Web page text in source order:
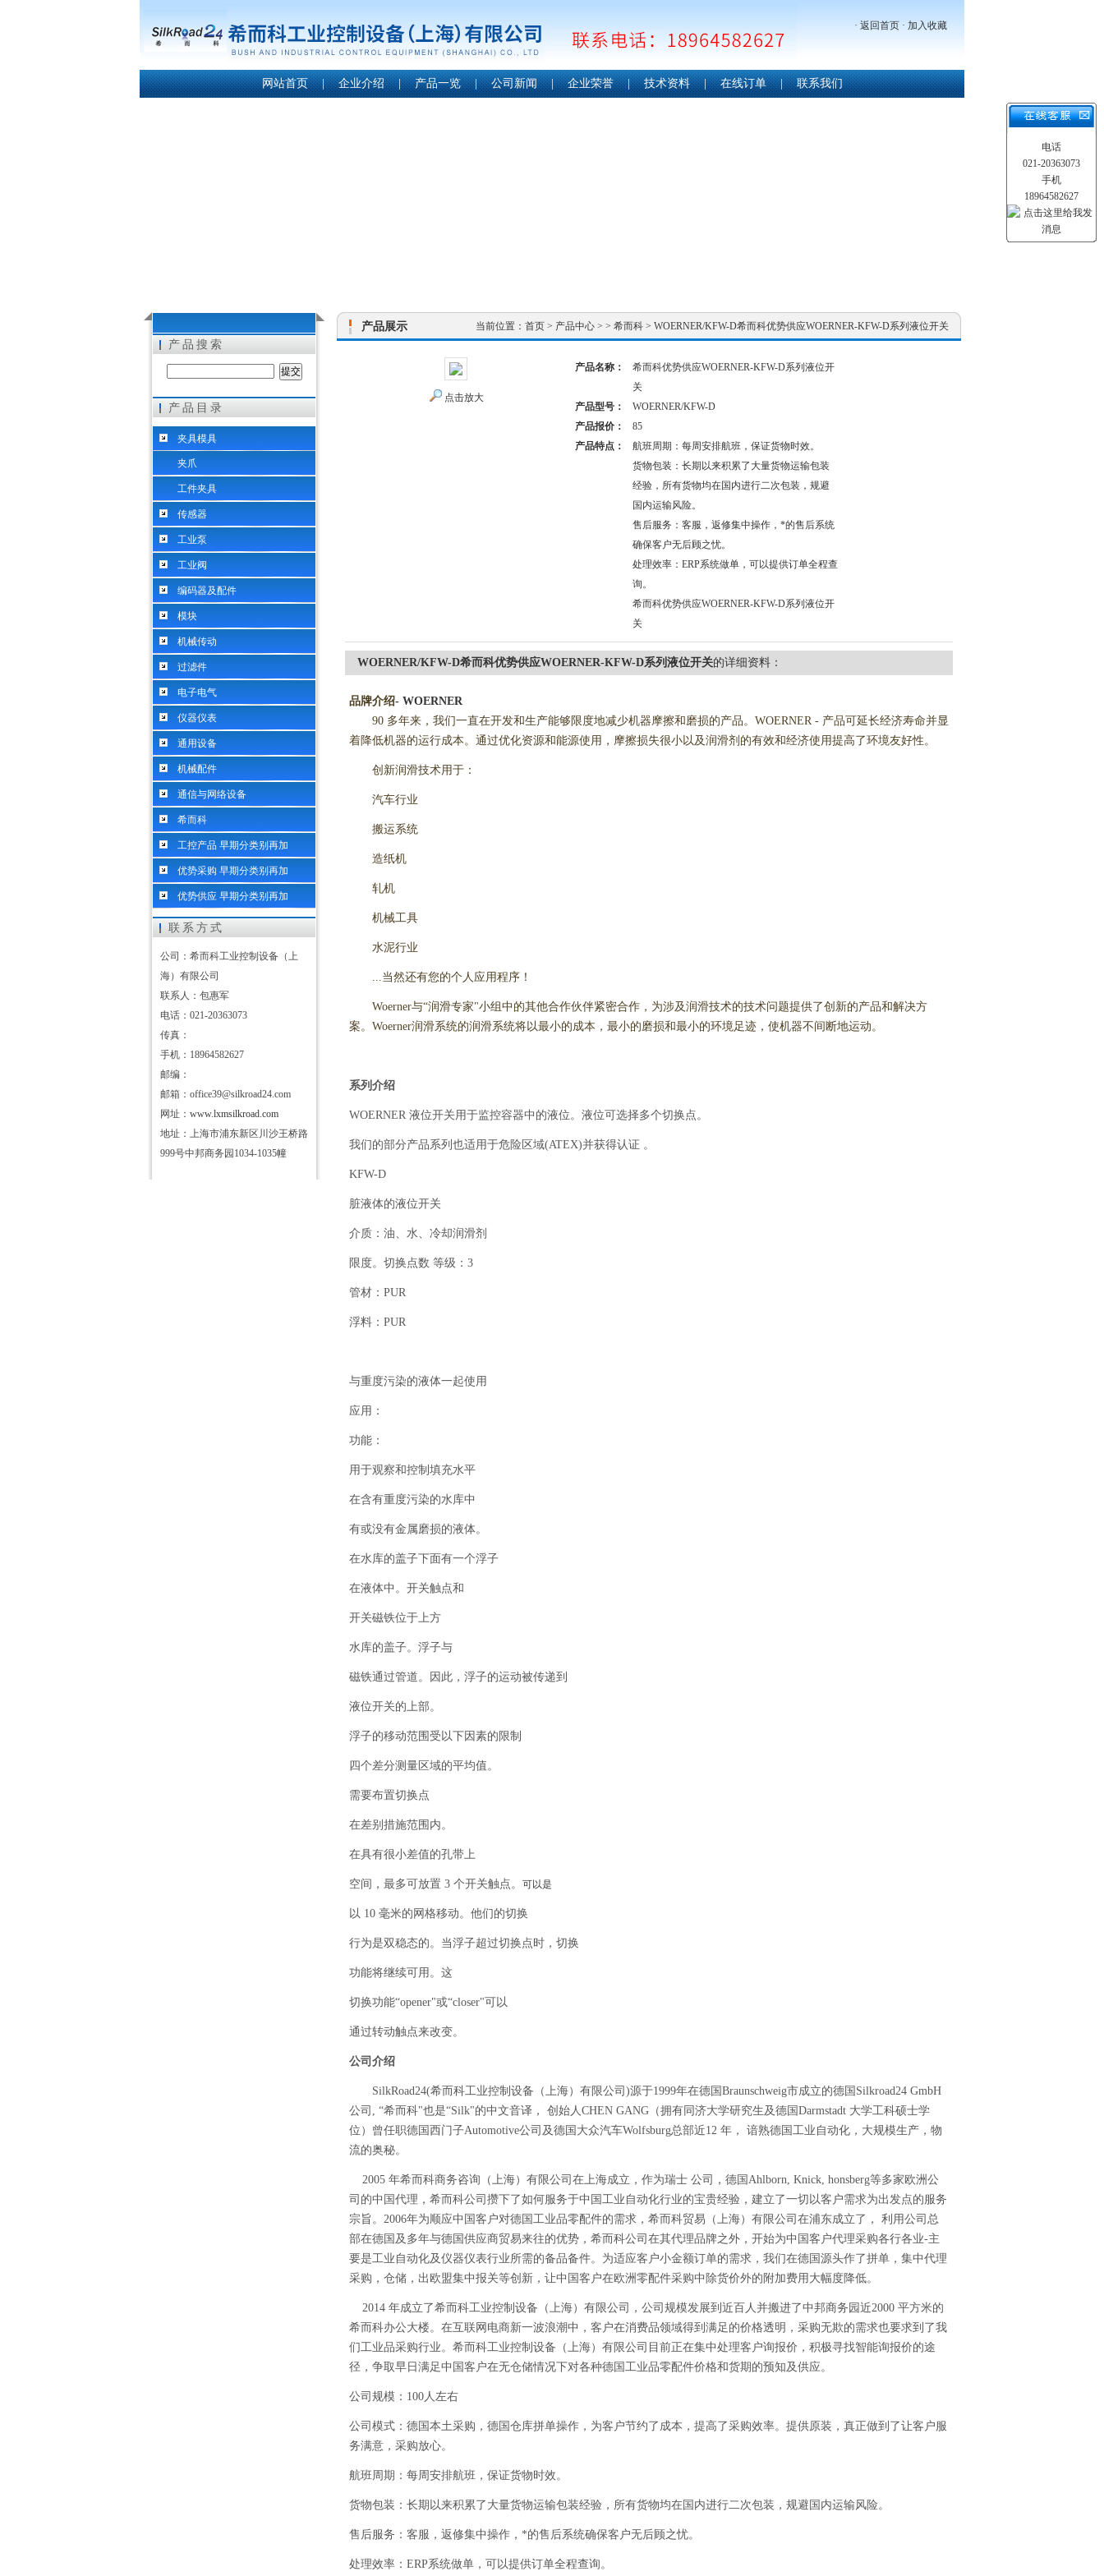
希而科工业控制设备（上海）有限公司
· 返回首页 · 加入收藏
网站首页 | 企业介绍 | 产品一览 | 公司新闻 | 企业荣誉 | 技术资料 | 在线订单 | 联系我们
产品搜索
产品目录
夹具模具
夹爪
工件夹具
传感器
工业泵
工业阀
编码器及配件
模块
机械传动
过滤件
电子电气
仪器仪表
通用设备
机械配件
通信与网络设备
希而科
工控产品 早期分类别再加
优势采购 早期分类别再加
优势供应 早期分类别再加
联系方式
公司：希而科工业控制设备（上
海）有限公司
联系人：包惠军
电话：021-20363073
传真：
手机：18964582627
邮编：
邮箱：office39@silkroad24.com
网址： www.lxmsilkroad.com
地址：上海市浦东新区川沙王桥路
999号中邦商务园1034-1035幢
产品展示 当前位置： 首页 > 产品中心 > > 希而科 > WOERNER/KFW-D希而科优势供应WOERNER-KFW-D系列液位开关
点击放大
产品名称：
希而科优势供应WOERNER-KFW-D系列液位开
关
产品型号：
WOERNER/KFW-D
产品报价：
85
产品特点：
航班周期：每周安排航班，保证货物时效。
货物包装：长期以来积累了大量货物运输包装
经验，所有货物均在国内进行二次包装，规避
国内运输风险。
售后服务：客服，返修集中操作，*的售后系统
确保客户无后顾之忧。
处理效率：ERP系统做单，可以提供订单全程查
询。
希而科优势供应WOERNER-KFW-D系列液位开
关
WOERNER/KFW-D希而科优势供应WOERNER-KFW-D系列液位开关的详细资料：
品牌介绍- WOERNER
90 多年来，我们一直在开发和生产能够限度地减少机器摩擦和磨损的产品。WOERNER - 产品可延长经济寿命并显
着降低机器的运行成本。通过优化资源和能源使用，摩擦损失很小以及润滑剂的有效和经济使用提高了环境友好性。
创新润滑技术用于：
汽车行业
搬运系统
造纸机
轧机
机械工具
水泥行业
...当然还有您的个人应用程序！
Woerner与“润滑专家"小组中的其他合作伙伴紧密合作，为涉及润滑技术的技术问题提供了创新的产品和解决方
案。Woerner润滑系统的润滑系统将以最小的成本，最小的磨损和最小的环境足迹，使机器不间断地运动。
系列介绍
WOERNER 液位开关用于监控容器中的液位。液位可选择多个切换点。
我们的部分产品系列也适用于危险区域(ATEX)并获得认证 。
KFW-D
脏液体的液位开关
介质：油、水、冷却润滑剂
限度。切换点数 等级：3
管材： PUR
浮料： PUR
与重度污染的液体一起使用
应用：
功能：
用于观察和控制填充水平
在含有重度污染的水库中
有或没有金属磨损的液体。
在水库的盖子下面有一个浮子
在液体中。开关触点和
开关磁铁位于上方
水库的盖子。浮子与
磁铁通过管道。因此，浮子的运动被传递到
液位开关的上部。
浮子的移动范围受以下因素的限制
四个差分测量区域的平均值。
需要布置切换点
在差别措施范围内。
在具有很小差值的孔带上
空间，最多可放置 3 个开关触点。 可以是
以 10 毫米的网格移动。他们的切换
行为是双稳态的。当浮子超过切换点时，切换
功能将继续可用。这
切换功能“opener"或“closer"可以
通过转动触点来改变。
公司介绍
SilkRoad24(希而科工业控制设备（上海）有限公司)源于1999年在德国Braunschweig市成立的德国Silkroad24 GmbH
公司, “希而科"也是“Silk"的中文音译， 创始人CHEN GANG（拥有同济大学研究生及德国Darmstadt 大学工科硕士学
位）曾任职德国西门子Automotive公司及德国大众汽车Wolfsburg总部近12 年， 谙熟德国工业自动化，大规模生产，物
流的奥秘。
2005 年希而科商务咨询（上海）有限公司在上海成立，作为瑞士 公司，德国Ahlborn, Knick, honsberg等多家欧洲公
司的中国代理，希而科公司攒下了如何服务于中国工业自动化行业的宝贵经验，建立了一切以客户需求为出发点的服务
宗旨。2006年为顺应中国客户对德国工业品零配件的需求，希而科贸易（上海）有限公司在浦东成立了， 利用公司总
部在德国及多年与德国供应商贸易来往的优势，希而科公司在其代理品牌之外，开始为中国客户代理采购各行各业-主
要是工业自动化及仪器仪表行业所需的备品备件。为适应客户小金额订单的需求，我们在德国源头作了拼单，集中代理
采购，仓储，出欧盟集中报关等创新，让中国客户在欧洲零配件采购中除货价外的附加费用大幅度降低。
2014 年成立了希而科工业控制设备（上海）有限公司，公司规模发展到近百人并搬进了中邦商务园近2000 平方米的
希而科办公大楼。在互联网电商新一波浪潮中，客户在消费品领域得到满足的价格透明，采购无欺的需求也要求到了我
们工业品采购行业。希而科工业控制设备（上海）有限公司目前正在集中处理客户询报价，积极寻找智能询报价的途
径，争取早日满足中国客户在无仓储情况下对各种德国工业品零配件价格和货期的预知及供应。
公司规模： 100人左右
公司模式：德国本土采购，德国仓库拼单操作，为客户节约了成本，提高了采购效率。提供原装，真正做到了让客户服
务满意，采购放心。
航班周期：每周安排航班，保证货物时效。
货物包装：长期以来积累了大量货物运输包装经验，所有货物均在国内进行二次包装，规避国内运输风险。
售后服务：客服，返修集中操作，*的售后系统确保客户无后顾之忧。
处理效率： ERP系统做单，可以提供订单全程查询。
电话
021-20363073
手机
18964582627